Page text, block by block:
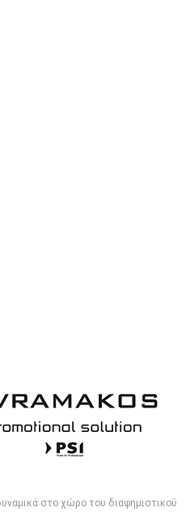
στο χώρο του διαφημιστικού